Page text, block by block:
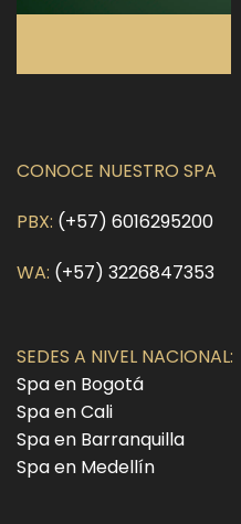
CONOCE NUESTRO SPA
PBX: (+57) 6016295200
WA: (+57) 3226847353
SEDES A NIVEL NACIONAL:
Spa en Bogotá
Spa en Cali
Spa en Barranquilla
Spa en Medellín